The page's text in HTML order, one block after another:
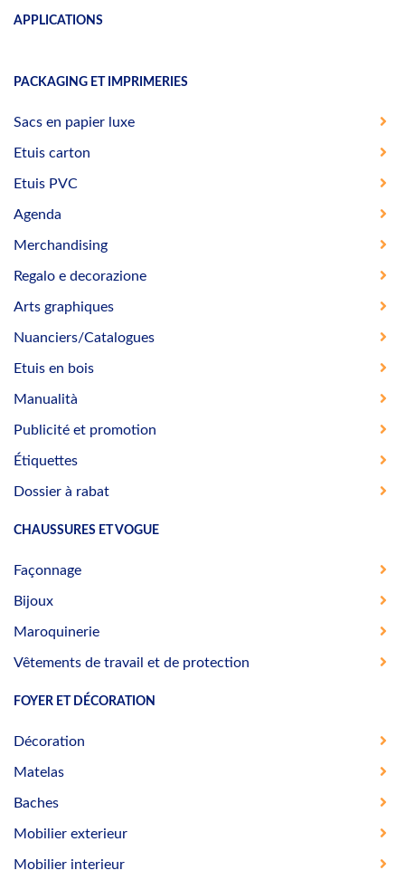
APPLICATIONS
PACKAGING ET IMPRIMERIES
Sacs en papier luxe
Etuis carton
Etuis PVC
Agenda
Merchandising
Regalo e decorazione
Arts graphiques
Nuanciers/Catalogues
Etuis en bois
Manualità
Publicité et promotion
Étiquettes
Dossier à rabat
CHAUSSURES ET VOGUE
Façonnage
Bijoux
Maroquinerie
Vêtements de travail et de protection
FOYER ET DÉCORATION
Décoration
Matelas
Baches
Mobilier exterieur
Mobilier interieur